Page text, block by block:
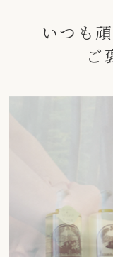
いつも
ご